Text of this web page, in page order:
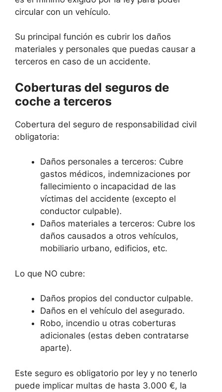
circular con un vehículo.
Su principal función es cubrir los daños
materiales y personales que puedas causar a
terceros en caso de un accidente.
Coberturas del seguros de
coche a terceros
Cobertura del seguro de responsabilidad civil
obligatoria:
Daños personales a terceros: Cubre
gastos médicos, indemnizaciones por
fallecimiento o incapacidad de las
víctimas del accidente (excepto el
conductor culpable).
Daños materiales a terceros: Cubre los
daños causados a otros vehículos,
mobiliario urbano, edificios, etc.
Lo que NO cubre:
Daños propios del conductor culpable.
Daños en el vehículo del asegurado.
Robo, incendio u otras coberturas
adicionales (estas deben contratarse
aparte).
Este seguro es obligatorio por ley y no tenerlo
puede implicar multas de hasta 3.000 €, la